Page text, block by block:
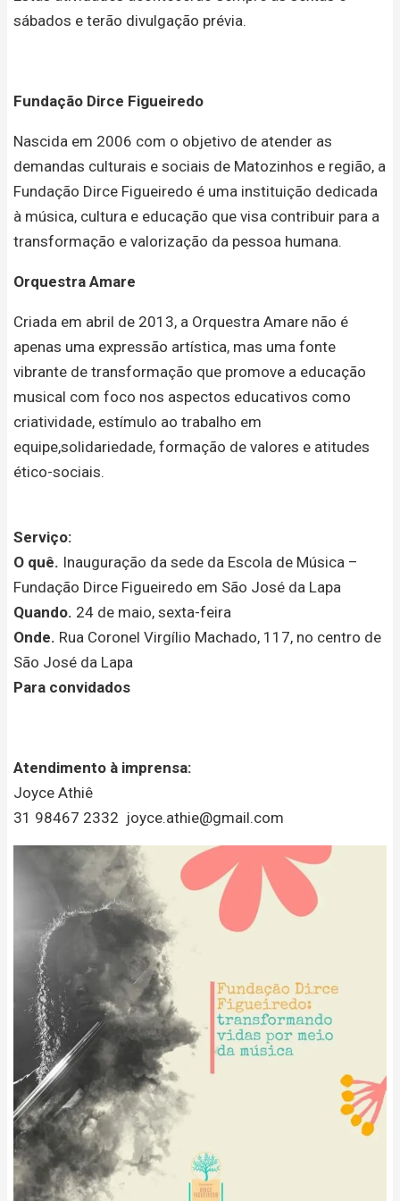
sábados e terão divulgação prévia.
Fundação Dirce Figueiredo
Nascida em 2006 com o objetivo de atender as
demandas culturais e sociais de Matozinhos e região, a
Fundação Dirce Figueiredo é uma instituição dedicada
à música, cultura e educação que visa contribuir para a
transformação e valorização da pessoa humana.
Orquestra Amare
Criada em abril de 2013, a Orquestra Amare não é
apenas uma expressão artística, mas uma fonte
vibrante de transformação que promove a educação
musical com foco nos aspectos educativos como
criatividade, estímulo ao trabalho em
equipe,solidariedade, formação de valores e atitudes
ético-sociais.
Serviço:
O quê. Inauguração da sede da Escola de Música –
Fundação Dirce Figueiredo em São José da Lapa
Quando. 24 de maio, sexta-feira
Onde. Rua Coronel Virgílio Machado, 117, no centro de
São José da Lapa
Para convidados
Atendimento à imprensa:
Joyce Athiê
31 98467 2332 joyce.athie@gmail.com